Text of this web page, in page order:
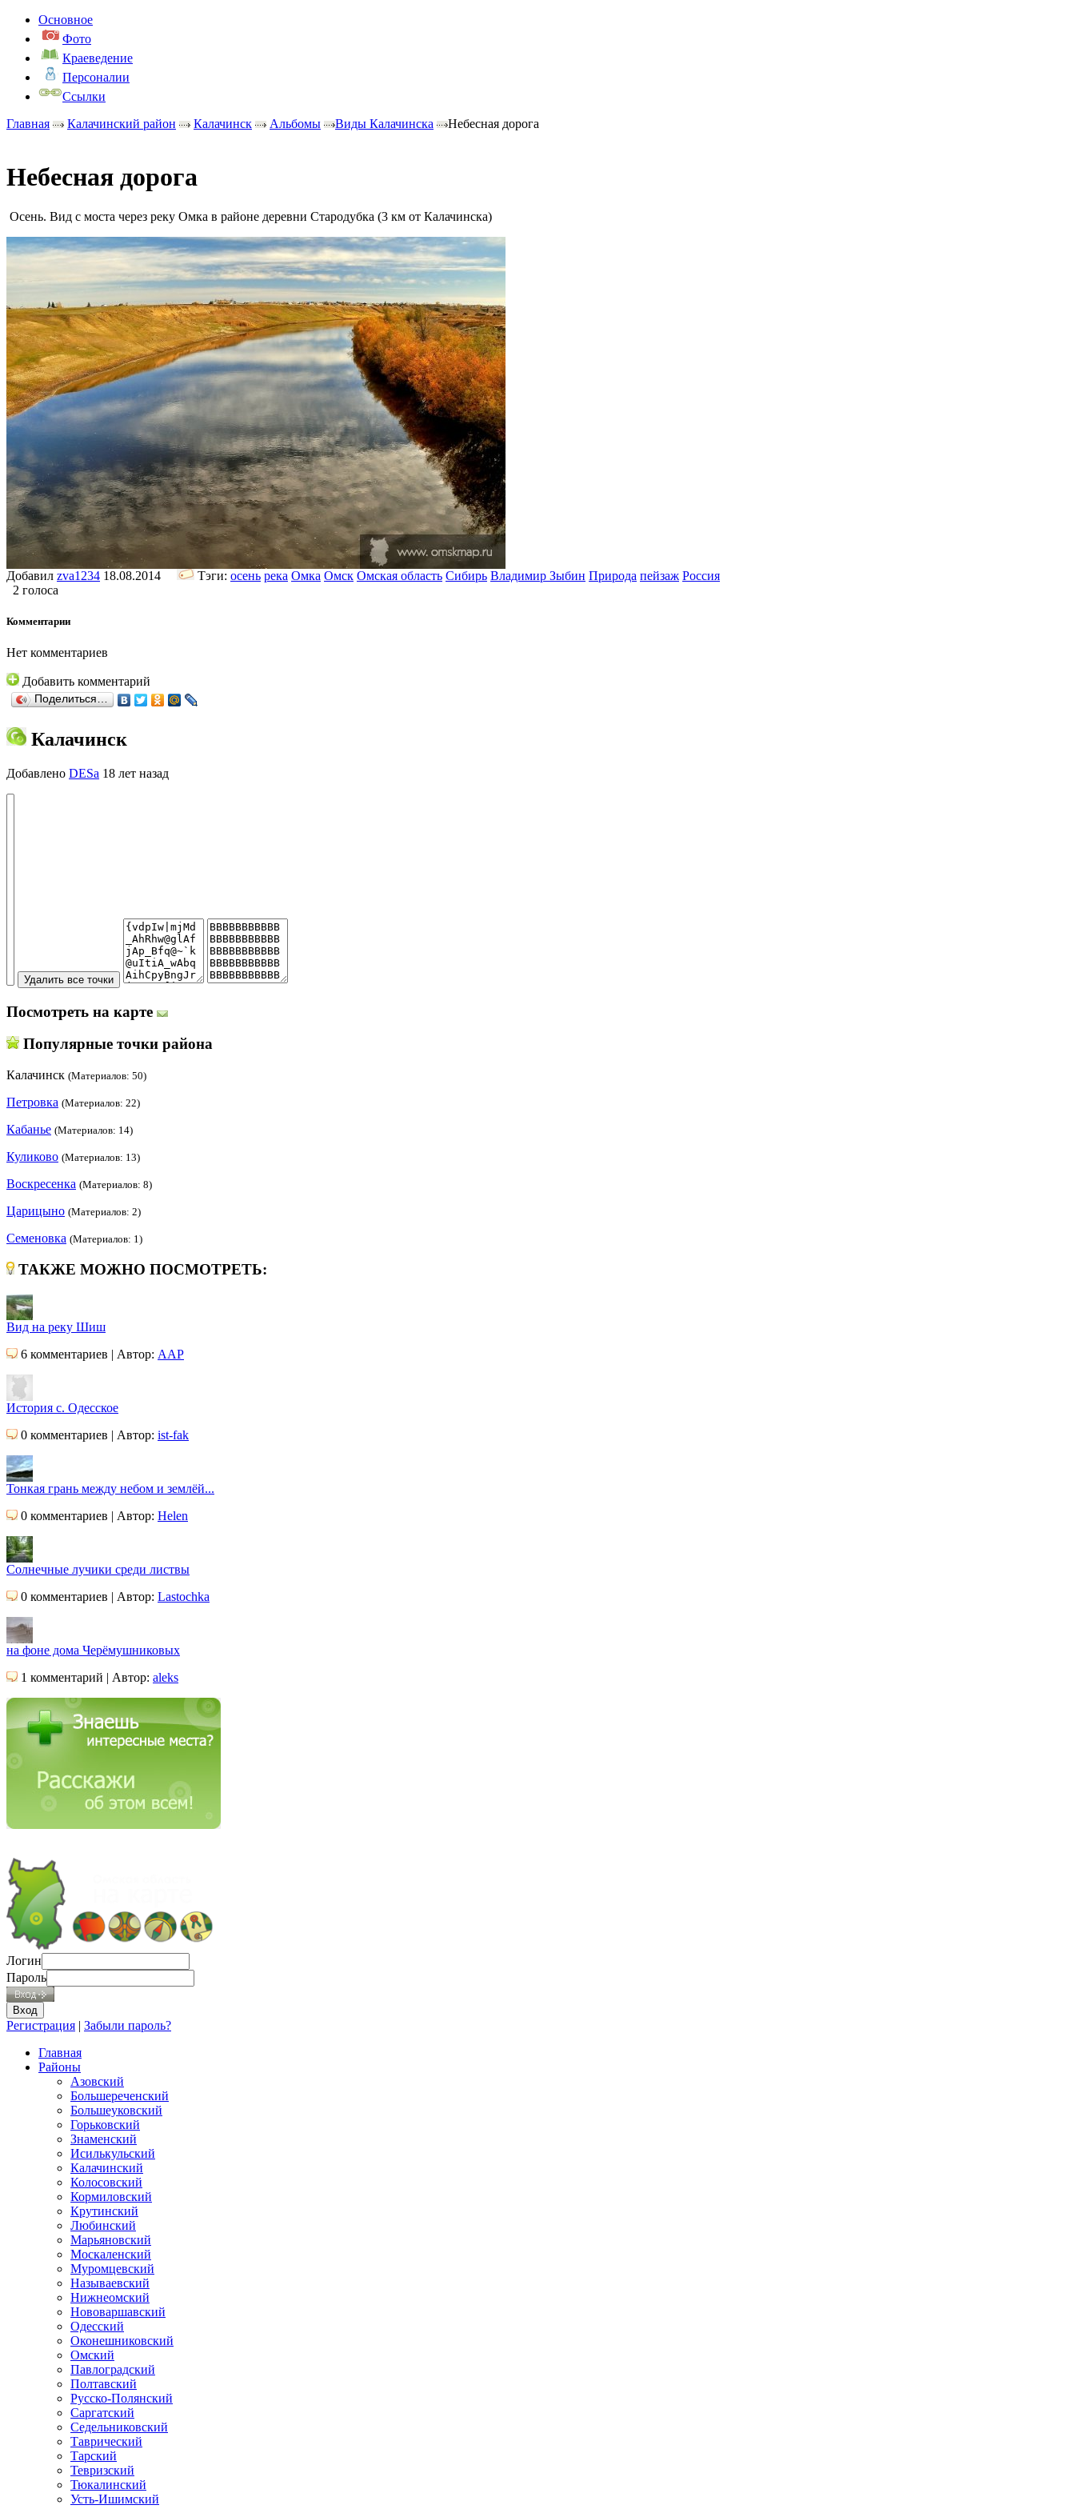
Основное
Фото
Краеведение
Персоналии
Ссылки
Главная
Калачинский район Калачинск Альбомы Виды Калачинска Небесная дорога
Небесная дорога
Осень. Вид с моста через реку Омка в районе деревни Стародубка (3 км от Калачинска)
Добавил zva1234 18.08.2014 Тэги: осень река Омка Омск Омская область Сибирь Владимир Зыбин Природа пейзаж Россия
2 голоса
Комментарии
Нет комментариев
Добавить комментарий
Поделиться…
Калачинск
Добавлено DESa 18 лет назад
Посмотреть на карте
Популярные точки района
Калачинск (Материалов: 50)
Петровка (Материалов: 22)
Кабанье (Материалов: 14)
Куликово (Материалов: 13)
Воскресенка (Материалов: 8)
Царицыно (Материалов: 2)
Семеновка (Материалов: 1)
ТАКЖЕ МОЖНО ПОСМОТРЕТЬ:
Вид на реку Шиш
6 комментариев | Автор: AAP
История с. Одесское
0 комментариев | Автор: ist-fak
Тонкая грань между небом и землёй...
0 комментариев | Автор: Helen
Солнечные лучики среди листвы
0 комментариев | Автор: Lastochka
на фоне дома Черёмушниковых
1 комментарий | Автор: aleks
Логин
Пароль
Регистрация | Забыли пароль?
Главная
Районы
Азовский
Большереченский
Большеуковский
Горьковский
Знаменский
Исилькульский
Калачинский
Колосовский
Кормиловский
Крутинский
Любинский
Марьяновский
Москаленский
Муромцевский
Называевский
Нижнеомский
Нововаршавский
Одесский
Оконешниковский
Омский
Павлоградский
Полтавский
Русско-Полянский
Саргатский
Седельниковский
Таврический
Тарский
Тевризский
Тюкалинский
Усть-Ишимский